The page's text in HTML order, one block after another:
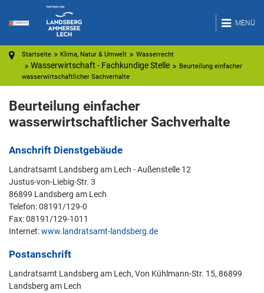
MENÜ
Startseite Klima, Natur & Umwelt Wasserrecht
Wasserwirtschaft - Fachkundige Stelle
Beurteilung einfacher
wasserwirtschaftlicher Sachverhalte
Beurteilung einfacher
wasserwirtschaftlicher Sachverhalte
Anschrift Dienstgebäude
Landratsamt Landsberg am Lech - Außenstelle 12
Justus-von-Liebig-Str. 3
86899 Landsberg am Lech
Telefon: 08191/129-0
Fax: 08191/129-1011
Internet:www.landratsamt-landsberg.de
Postanschrift
Landratsamt Landsberg am Lech, Von Kühlmann-Str. 15, 86899
Landsberg am Lech